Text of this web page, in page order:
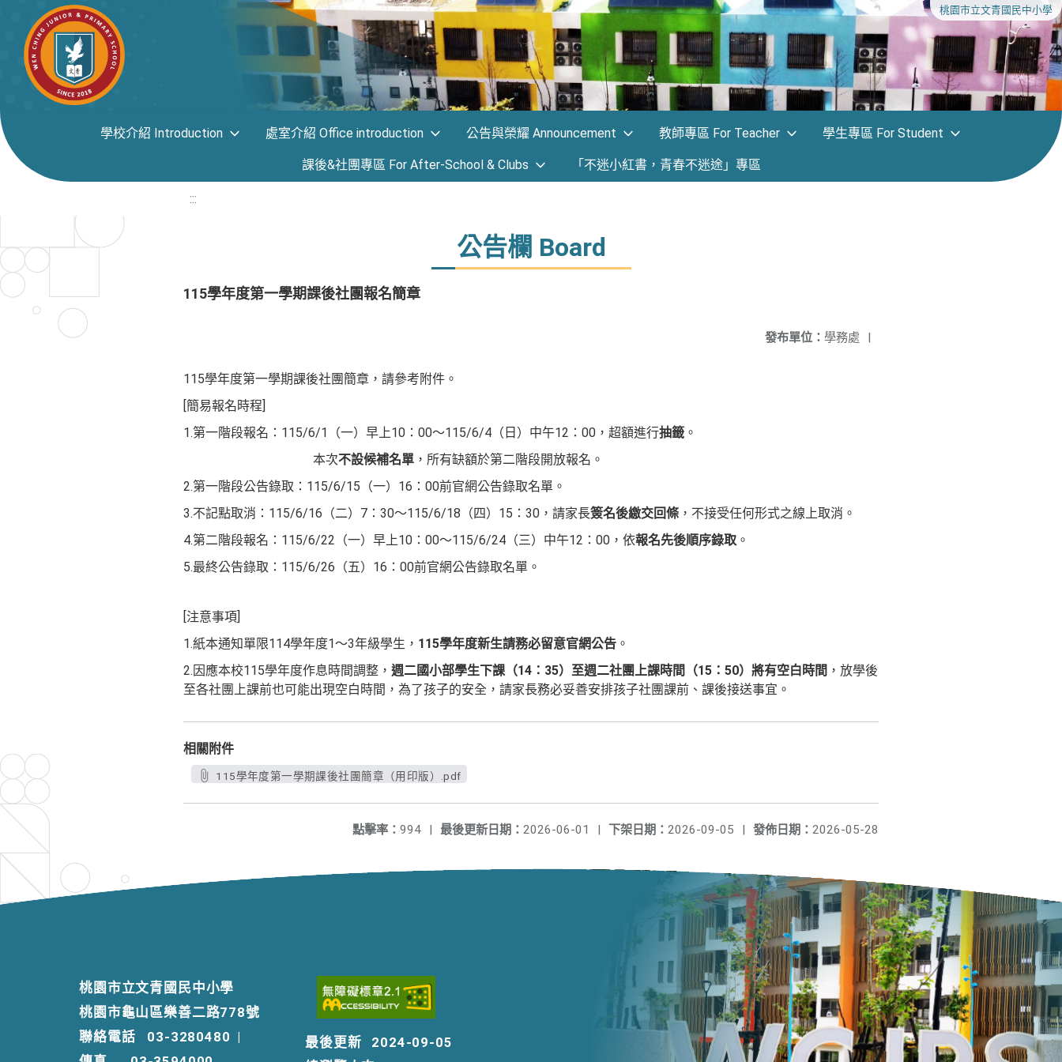
桃園市立文青國民中小學
學校介紹 Introduction 處室介紹 Office introduction 公告與榮耀 Announcement 教師專區 For Teacher 學生專區 For Student
課後&社團專區 For After-School & Clubs 「不迷小紅書，青春不迷途」專區
:::
公告欄 Board
115學年度第一學期課後社團報名簡章
發布單位： 學務處 |
115學年度第一學期課後社團簡章，請參考附件。
[簡易報名時程]
1.第一階段報名：115/6/1（一）早上10：00～115/6/4（日）中午12：00，超額進行抽籤 。
本次不設候補名單 ，所有缺額於第二階段開放報名。
2.第一階段公告錄取：115/6/15（一）16：00前官網公告錄取名單。
3.不記點取消：115/6/16（二）7：30～115/6/18（四）15：30，請家長簽名後繳交回條 ，不接受任何形式之線上取消。
4.第二階段報名：115/6/22（一）早上10：00～115/6/24（三）中午12：00，依報名先後順序錄取 。
5.最終公告錄取：115/6/26（五）16：00前官網公告錄取名單。
[注意事項]
1.紙本通知單限114學年度1～3年級學生， 115學年度新生請務必留意官網公告 。
2.因應本校115學年度作息時間調整， 週二國小部學生下課（14：35）至週二社團上課時間（15：50）將有空白時間 ，放學後
至各社團上課前也可能出現空白時間，為了孩子的安全，請家長務必妥善安排孩子社團課前、課後接送事宜。
相關附件
115學年度第一學期課後社團簡章（用印版）.pdf
發佈日期： 2026-05-28
下架日期： 2026-09-05 |
最後更新日期： 2026-06-01 |
點擊率： 994 |
桃園市立文青國民中小學
桃園市龜山區樂善二路778號
聯絡電話
03-3280480 |
最後更新
2024-09-05